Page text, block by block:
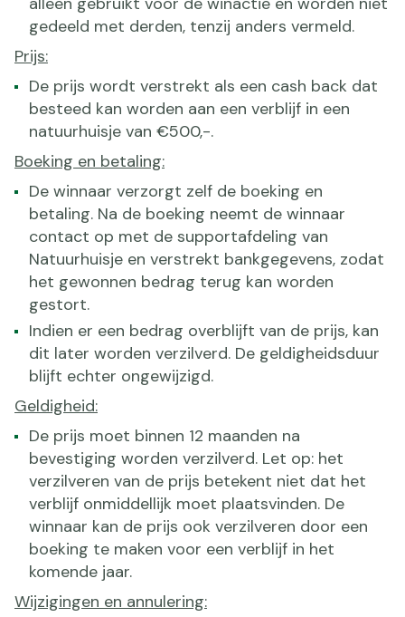
gedeeld met derden, tenzij anders vermeld.
Prijs:
De prijs wordt verstrekt als een cash back dat
besteed kan worden aan een verblijf in een
natuurhuisje van €500,-.
Boeking en betaling:
De winnaar verzorgt zelf de boeking en
betaling. Na de boeking neemt de winnaar
contact op met de supportafdeling van
Natuurhuisje en verstrekt bankgegevens, zodat
het gewonnen bedrag terug kan worden
gestort.
Indien er een bedrag overblijft van de prijs, kan
dit later worden verzilverd. De geldigheidsduur
blijft echter ongewijzigd.
Geldigheid:
De prijs moet binnen 12 maanden na
bevestiging worden verzilverd. Let op: het
verzilveren van de prijs betekent niet dat het
verblijf onmiddellijk moet plaatsvinden. De
winnaar kan de prijs ook verzilveren door een
boeking te maken voor een verblijf in het
komende jaar.
Wijzigingen en annulering: